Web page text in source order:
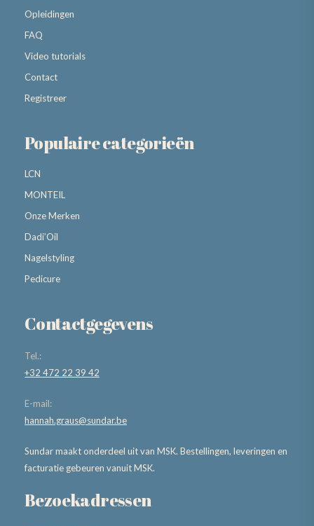
Opleidingen
FAQ
Video tutorials
Contact
Registreer
Populaire categorieën
LCN
MONTEIL
Onze Merken
Dadi’Oil
Nagelstyling
Pedicure
Contactgegevens
Tel.:
+32 472 22 39 42
E-mail:
hannah.graus@sundar.be
Sundar maakt onderdeel uit van MSK. Bestellingen, leveringen en
facturatie gebeuren vanuit MSK.
Bezoekadressen